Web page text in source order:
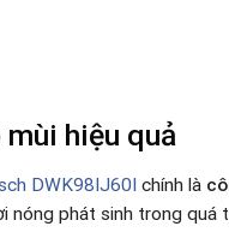
hiệu quả
DWK98IJ60I chính là
nóng phát sinh trong quá